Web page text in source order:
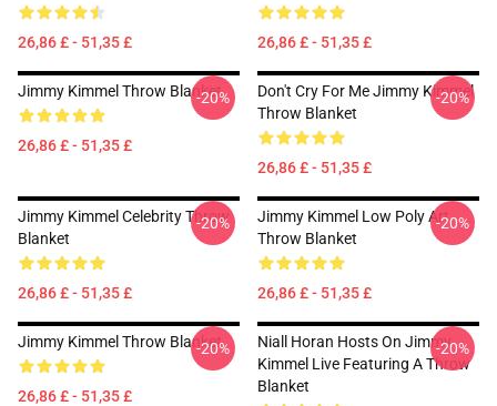
26,86 £ - 51,35 £ 26,86 £ - 51,35 £
Jimmy Kimmel Throw Blanket
26,86 £ - 51,35 £
-20%
Don't Cry For Me Jimmy Kimmel
Throw Blanket
26,86 £ - 51,35 £
-20%
Jimmy Kimmel Celebrity Throw
Blanket
26,86 £ - 51,35 £
-20%
Jimmy Kimmel Low Poly Art
Throw Blanket
26,86 £ - 51,35 £
-20%
Jimmy Kimmel Throw Blanket
26,86 £ - 51,35 £
-20%
Niall Horan Hosts On Jimmy
Kimmel Live Featuring A Throw
Blanket
-20%